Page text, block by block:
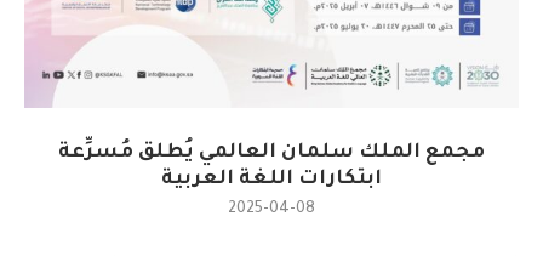
مجمع الملك سلمان العالمي يُطلق مُسرِّعة
ابتكارات اللغة العربية
2025-04-08